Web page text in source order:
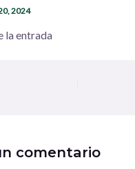
2024
la entrada
comentario